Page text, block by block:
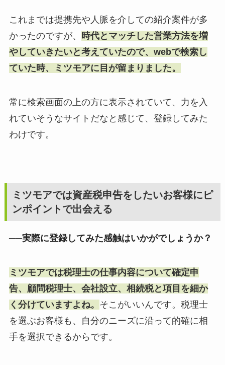
これまでは提携先や人脈を介しての紹介案件が多
かったのですが、 時代とマッチした営業方法を増
やしていきたいと考えていたので、webで検索し
ていた時、ミツモアに目が留まりました。
常に検索画面の上の方に表示されていて、力を入
れていそうなサイトだなと感じて、登録してみた
わけです。
ミツモアでは資産税申告をしたいお客様にピ
ンポイントで出会える
──実際に登録してみた感触はいかがでしょうか？
ミツモアでは税理士の仕事内容について確定申
告、顧問税理士、会社設立、相続税と項目を細か
く分けていますよね。 そこがいいんです。税理士
を選ぶお客様も、自分のニーズに沿って的確に相
手を選択できるからです。